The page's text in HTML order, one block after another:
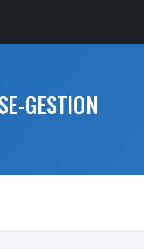
GESTION